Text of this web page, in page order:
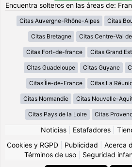
Encuentra solteros en las áreas de:
Citas Auvergne-Rhône-Alpes Citas
Citas Bretagne Citas Centre-Val
Citas Fort-de-france Citas Grand Est
Citas Guadeloupe Citas Guyane
Citas Île-de-France Citas La
Citas Normandie Citas Nouvelle-
Citas Pays de la Loire Citas
Noticias Estafadores
Cookies y RGPD
Publicidad Acerca
Términos de uso
Seguridad